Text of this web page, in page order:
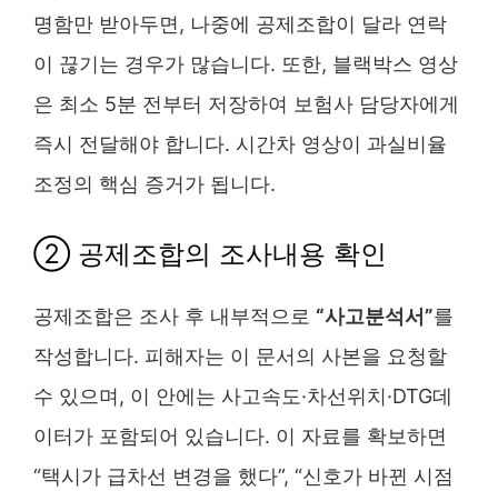
명함만 받아두면, 나중에 공제조합이 달라 연락
이 끊기는 경우가 많습니다. 또한, 블랙박스 영상
은 최소 5분 전부터 저장하여 보험사 담당자에게
즉시 전달해야 합니다. 시간차 영상이 과실비율
조정의 핵심 증거가 됩니다.
② 공제조합의 조사내용 확인
공제조합은 조사 후 내부적으로 “사고분석서”를
작성합니다. 피해자는 이 문서의 사본을 요청할
수 있으며, 이 안에는 사고속도·차선위치·DTG데
이터가 포함되어 있습니다. 이 자료를 확보하면
“택시가 급차선 변경을 했다”, “신호가 바뀐 시점